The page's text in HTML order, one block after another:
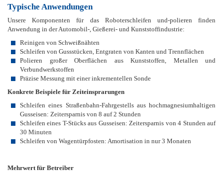
Typische Anwendungen
Unsere Komponenten für das Roboterschleifen und-polieren finden
Anwendung in der Automobil-, Gießerei- und Kunststoffindustrie:
Reinigen von Schweißnähten
Schleifen von Gussstücken, Entgraten von Kanten und Trennflächen
Polieren großer Oberflächen aus Kunststoffen, Metallen und
Verbundwerkstoffen
Präzise Messung mit einer inkrementellen Sonde
Konkrete Beispiele für Zeiteinsprarungen
Schleifen eines Straßenbahn-Fahrgestells aus hochmagnesiumhaltigen
Gusseisen: Zeitersparnis von 8 auf 2 Stunden
Schleifen eines T-Stücks aus Gusseisen: Zeitersparnis von 4 Stunden auf
30 Minuten
Schleifen von Wagentürpfosten: Amortisation in nur 3 Monaten
Mehrwert für Betreiber